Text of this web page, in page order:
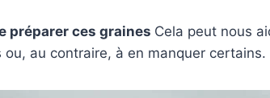
préparer ces graines Cela peut nous
ou, au contraire, à en manquer certains.